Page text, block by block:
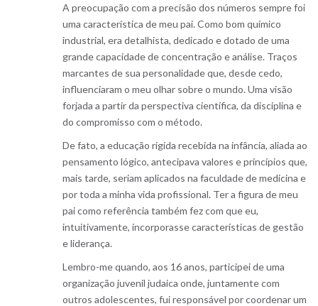
A preocupação com a precisão dos números sempre foi
uma característica de meu pai. Como bom químico
industrial, era detalhista, dedicado e dotado de uma
grande capacidade de concentração e análise. Traços
marcantes de sua personalidade que, desde cedo,
influenciaram o meu olhar sobre o mundo. Uma visão
forjada a partir da perspectiva científica, da disciplina e
do compromisso com o método.
De fato, a educação rígida recebida na infância, aliada ao
pensamento lógico, antecipava valores e princípios que,
mais tarde, seriam aplicados na faculdade de medicina e
por toda a minha vida profissional. Ter a figura de meu
pai como referência também fez com que eu,
intuitivamente, incorporasse características de gestão
e liderança.
Lembro-me quando, aos 16 anos, participei de uma
organização juvenil judaica onde, juntamente com
outros adolescentes, fui responsável por coordenar um